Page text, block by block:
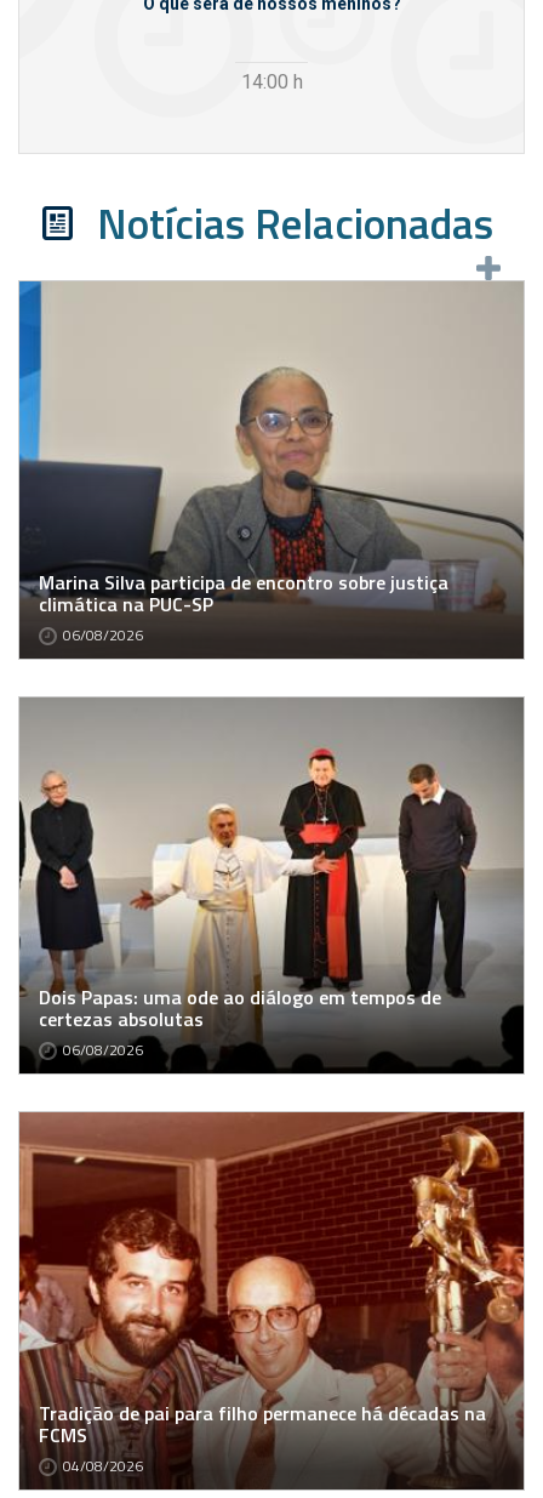
14:00 h
Notícias Relacionadas
Marina Silva participa de encontro sobre justiça
climática na PUC-SP
06/08/2026
Dois Papas: uma ode ao diálogo em tempos de
certezas absolutas
06/08/2026
Tradição de pai para filho permanece há décadas na
FCMS
04/08/2026